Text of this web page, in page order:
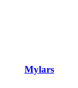
Mylars